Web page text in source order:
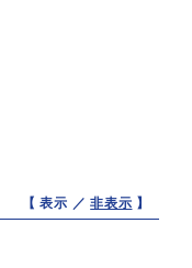
【 表示 ／非表示 】